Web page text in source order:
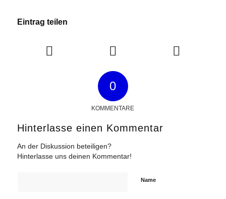
Eintrag teilen
0
KOMMENTARE
Hinterlasse einen Kommentar
An der Diskussion beteiligen?
Hinterlasse uns deinen Kommentar!
Name